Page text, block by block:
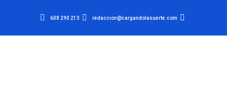
608 290 213 redaccion@cargandolasuerte.com